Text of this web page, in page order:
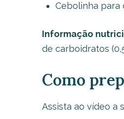
Cebolinha para
Informação
de carboidratos
Como
Assista ao vídeo a